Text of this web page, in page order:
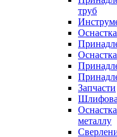
труб
Запчасти
металлу